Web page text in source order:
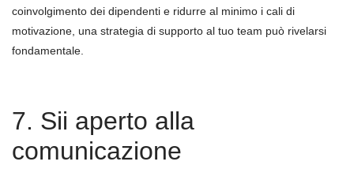
coinvolgimento dei dipendenti e ridurre al minimo i cali di
motivazione, una strategia di supporto al tuo team può rivelarsi
fondamentale.
7. Sii aperto alla
comunicazione